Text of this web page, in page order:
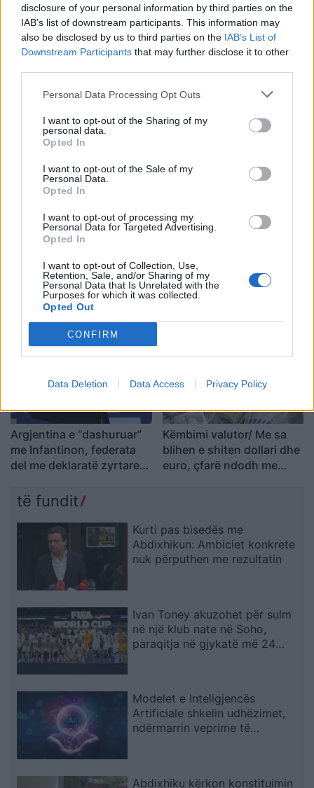
disclosure of your personal information by third parties on the
IAB’s list of downstream participants. This information may
also be disclosed by us to third parties on the IAB’s List of
Downstream Participants that may further disclose it to other
Personal Data Processing Opt Outs
I want to opt-out of the Sharing of my
personal data.
Opted In
I want to opt-out of the Sale of my
Personal Data.
Opted In
I want to opt-out of processing my
Personal Data for Targeted Advertising.
Opted In
I want to opt-out of Collection, Use,
Retention, Sale, and/or Sharing of my
Personal Data that Is Unrelated with the
Purposes for which it was collected.
Opted Out
CONFIRM
Data Deletion Data Access Privacy Policy
qytetarëve, jo te
përplasjet politike
gjykata e Tiranës lë në
burg aktivisten turke,
vjeçari goditet nga motori
shoferi që iku
Veprimi i Ernest Muçit,
reagon presidenti i
Trabzonsporit: Më preku
mua dhe të gjithë lojtarët
Hetimet për vrasjen e
Edmond Sulës, kontrolle
shoqërime personash për
Argjentina e “dashuruar”
me Infantinon, federata
del me deklaratë zyrtare:
Këmbimi valutor/ Me sa
blihen e shiten dollari dhe
euro, çfarë ndodh me
të fundit
Kurti pas bisedës me
Abdixhikun: Ambiciet konkrete
nuk përputhen me rezultatin
Ivan Toney akuzohet për sulm
në një klub nate në Soho,
paraqitja në gjykatë më 24
Modelet e Inteligjencës
Artificiale shkelin udhëzimet,
ndërmarrin veprime të
Abdixhiku kërkon konstituimin